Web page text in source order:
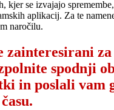
kjer se izvajajo
aplikacij. Za te
naročilu.
zainteresirani
spodnji
in poslali vam